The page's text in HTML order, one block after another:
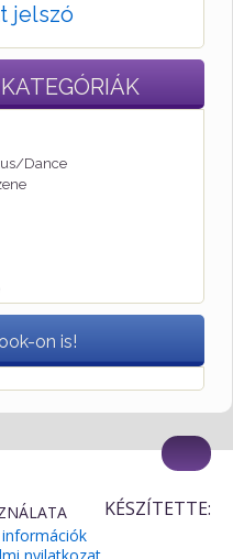
jelszó
KATEGÓRIÁK
Dance
on is!
KÉSZÍTETTE: